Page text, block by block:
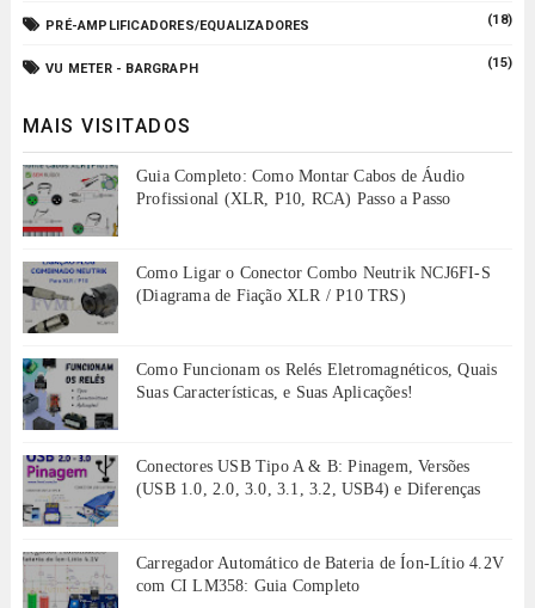
PRÉ-AMPLIFICADORES/EQUALIZADORES (18)
VU METER - BARGRAPH (15)
MAIS VISITADOS
Guia Completo: Como Montar Cabos de Áudio
Profissional (XLR, P10, RCA) Passo a Passo
Como Ligar o Conector Combo Neutrik NCJ6FI-S
(Diagrama de Fiação XLR / P10 TRS)
Como Funcionam os Relés Eletromagnéticos, Quais
Suas Características, e Suas Aplicações!
Conectores USB Tipo A & B: Pinagem, Versões
(USB 1.0, 2.0, 3.0, 3.1, 3.2, USB4) e Diferenças
Carregador Automático de Bateria de Íon-Lítio 4.2V
com CI LM358: Guia Completo